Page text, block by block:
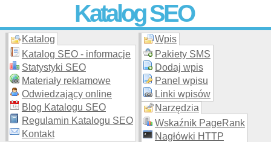
Katalog SEO
Skuteczna i promocja stron WWW –
moderowanego katalogu za darmo!
Katalog
Katalog SEO - informacje
Statystyki SEO
Materiały reklamowe
Odwiedzający online
Blog Katalogu SEO
Regulamin Katalogu SEO
Kontakt
Wpis
Pakiety SMS
Dodaj wpis
Panel wpisu
Linki wpisów
Narzędzia
Wskaźnik PageRank
Nagłówki HTTP